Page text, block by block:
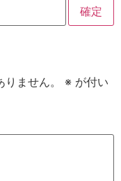
ません。 ※ が付い